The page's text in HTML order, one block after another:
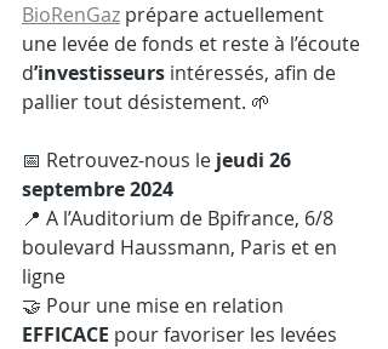
BioRenGaz prépare actuellement
une levée de fonds et reste à l’écoute
d’investisseurs intéressés, afin de
pallier tout désistement. 🌱
📅 Retrouvez-nous le jeudi 26
septembre 2024
📍 A l’Auditorium de Bpifrance, 6/8
boulevard Haussmann, Paris et en
ligne
🤝 Pour une mise en relation
EFFICACE pour favoriser les levées